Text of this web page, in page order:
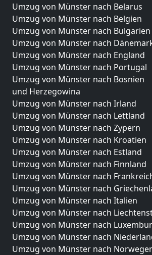
Umzug von Münster nach Belarus
Umzug von Münster nach Belgien
Umzug von Münster nach Bulgarien
Umzug von Münster nach
Umzug von Münster nach England
Umzug von Münster nach Portugal
Umzug von Münster nach Bosnien
und Herzegowina
Umzug von Münster nach Irland
Umzug von Münster nach Lettland
Umzug von Münster nach Zypern
Umzug von Münster nach Kroatien
Umzug von Münster nach Estland
Umzug von Münster nach Finnland
Umzug von Münster nach
Umzug von Münster nach
Umzug von Münster nach Italien
Umzug von Münster nach
Umzug von Münster nach
Umzug von Münster nach
Umzug von Münster nach